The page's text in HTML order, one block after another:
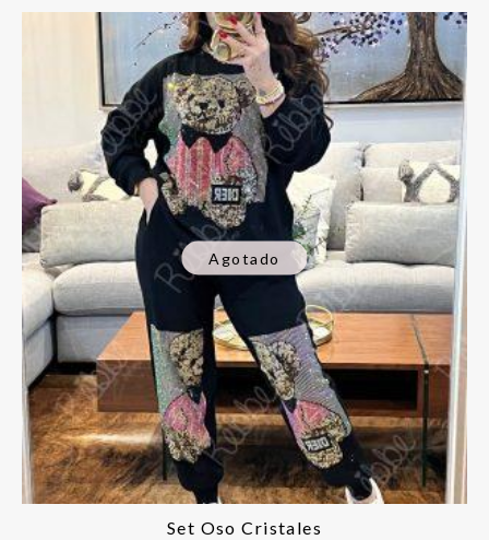
Agotado
Set Oso Cristales